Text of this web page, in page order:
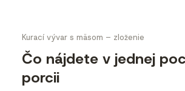
Kurací vývar s mäsom – zloženie
Čo nájdete v jednej
porcii